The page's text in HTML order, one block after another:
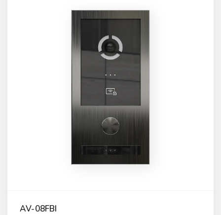
AV-08FBI